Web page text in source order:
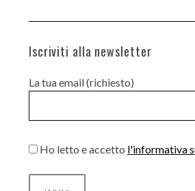
Iscriviti alla newsletter
La tua email (richiesto)
Ho letto e accetto l'informativa